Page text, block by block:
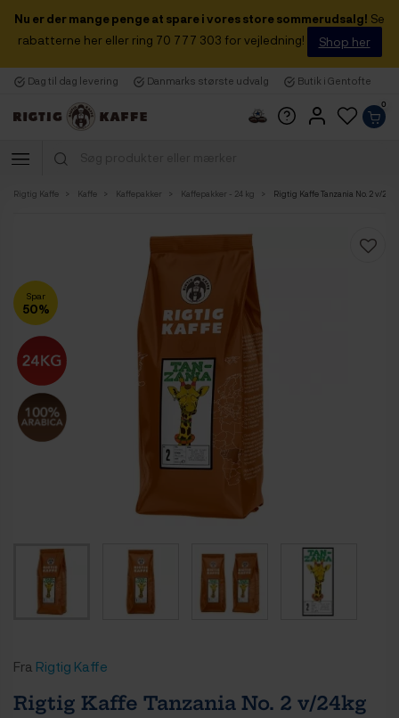
Nu er der mange penge at spare i vores store sommerudsalg! Se
rabatterne her eller ring 70 777 303 for vejledning!
Shop her
Dag til dag levering Danmarks største udvalg Butik i Gentofte
0
Rigtig Kaffe Kaffe Kaffepakker Kaffepakker - 24 kg Rigtig Kaffe Tanzania No. 2 v/
Spar
50%
Fra Rigtig Kaffe
Rigtig Kaffe Tanzania No. 2 v/24kg